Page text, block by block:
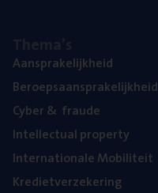
Aan­spra­ke­lijk­heid
Beroeps­aan­spra­ke­lijk­heid
Cyber& fraude
Intel­lec­tu­al property
Inter­na­ti­o­na­le Mobiliteit
Kre­diet­ver­ze­ke­ring